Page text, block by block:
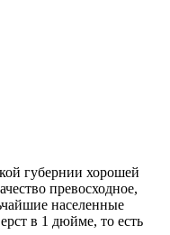
губернии хорошей
превосходное,
населенные
в 1 дюйме, то есть